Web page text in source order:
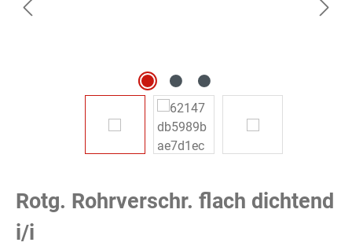
Rotg. Rohrverschr. flach dichtend
i/i